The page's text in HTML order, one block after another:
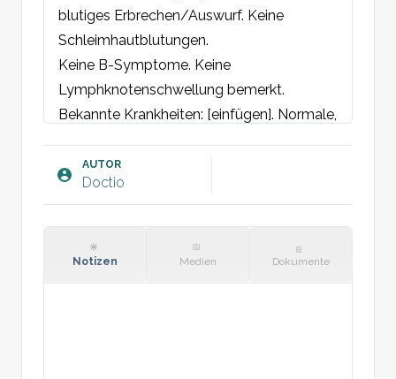
blutiges Erbrechen/Auswurf. Keine
Schleimhautblutungen.
Keine B-Symptome. Keine
Lymphknotenschwellung bemerkt.
Bekannte Krankheiten: [einfügen]. Normale,
Alkoholmissbrauch.
Menstruation: Dauer [Tage], Menge [Anzahl
Allgemeinzustand: Unauffällig.
AUTOR
Doctio
Notizen Medien Dokumente